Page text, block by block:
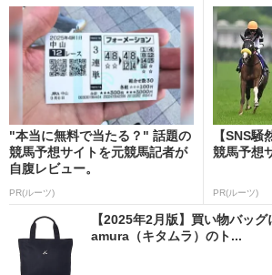
"本当に無料で当たる？" 話題の
競馬予想サイトを元競馬記者が
自腹レビュー。
PR(ルーツ)
【SNS
競馬予想
PR(ルーツ)
【2025年2月版】買い物バッ
amura（キタムラ）のト...